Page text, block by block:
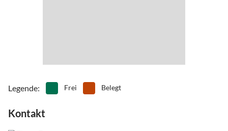
Legende: Frei Belegt
Kontakt